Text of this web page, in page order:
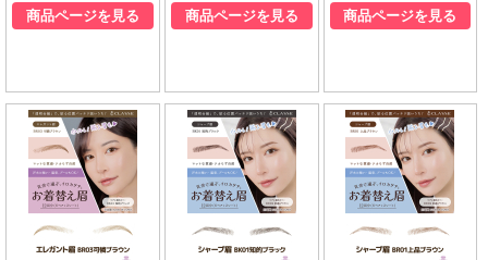
商品ページを見る 商品ページを見る 商品ページを見る